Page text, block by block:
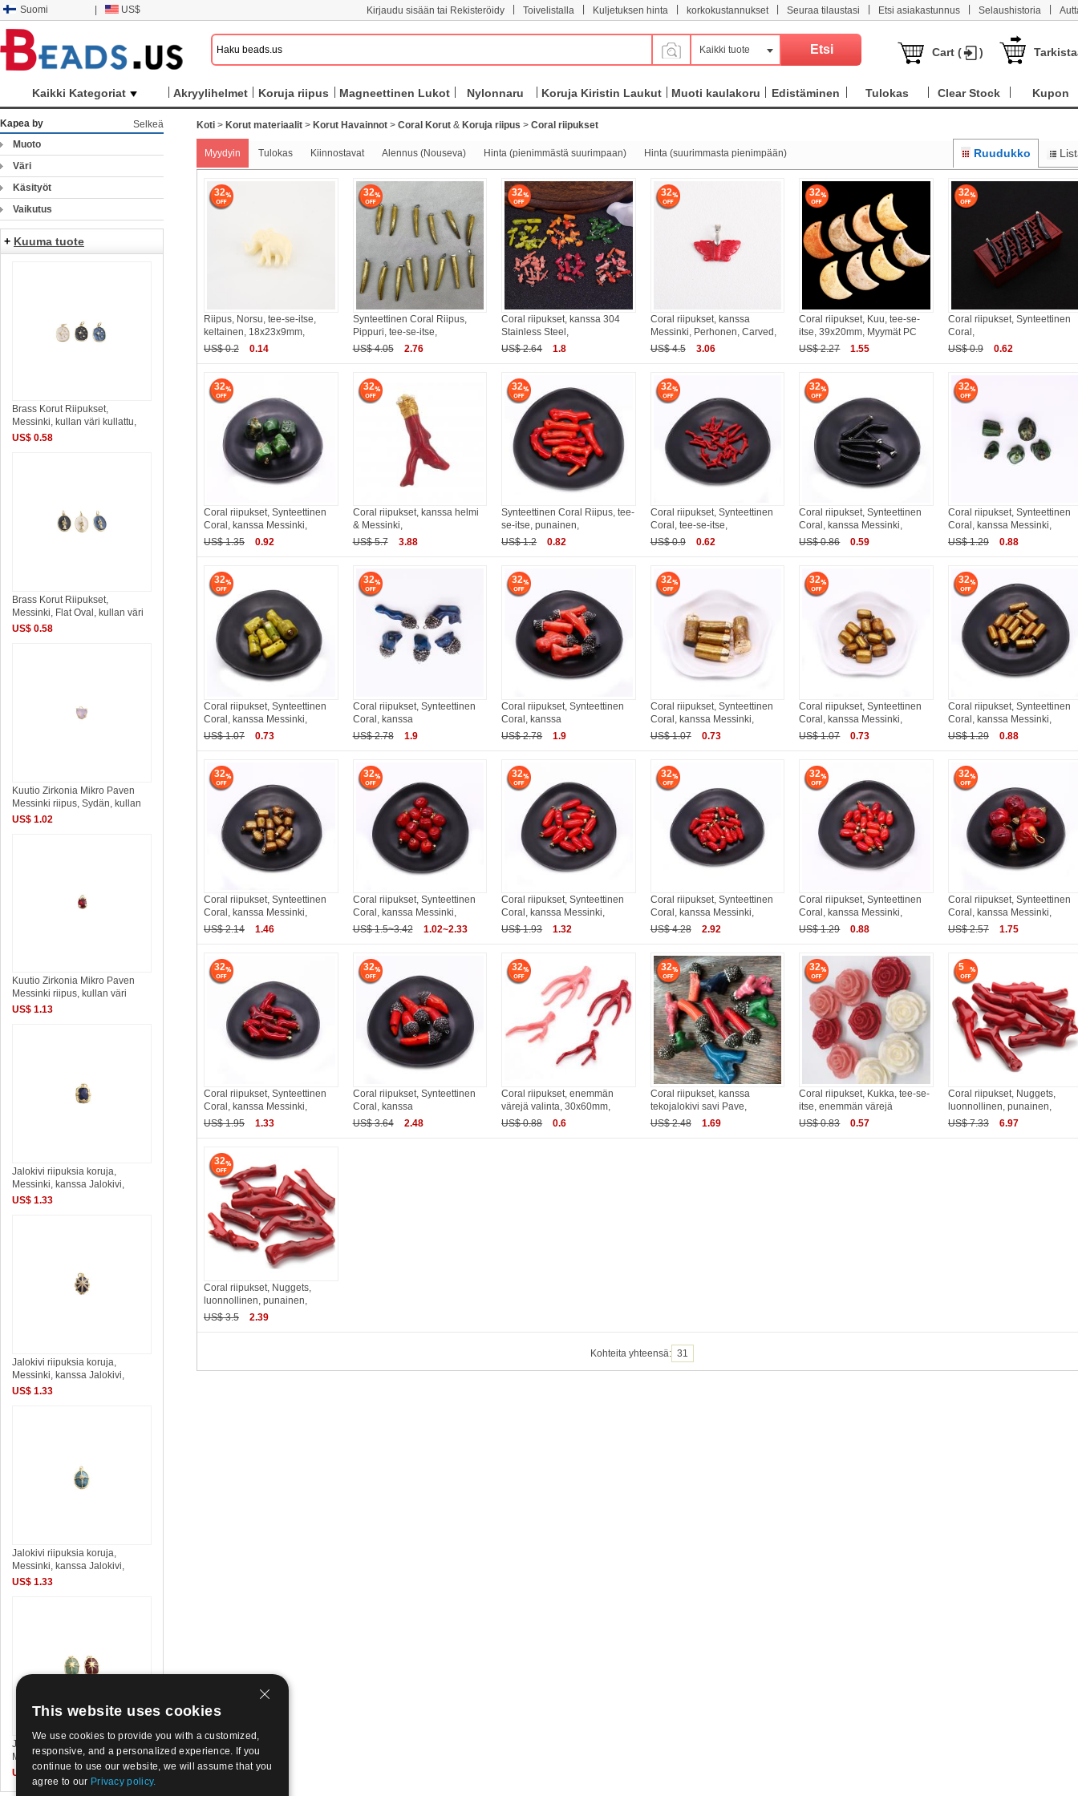
Suomi US$ Kirjaudu sisään tai Rekisteröidy Toivelistalla Kuljetuksen hinta korkokustannukset Seuraa tilaustasi Etsi asiakastunnus Selaushistoria
Kaikki tuote Cart ( )
Kaikki Kategoriat Akryylihelmet Koruja riipus Magneettinen Lukot Nylonnaru Koruja Kiristin Laukut Muoti kaulakoru Edistäminen Tulokas Clear Stock Kupon
Koti> Korut materiaalit> Korut Havainnot> Coral Korut& Koruja riipus > Coral riipukset
Myydyin Tulokas Kiinnostavat Alennus (Nouseva) Hinta (pienimmästä suurimpaan) Hinta (suurimmasta pienimpään) Ruudukko
32
Riipus, Norsu, tee-se-itse,
keltainen, 18x23x9mm,
US$ 0.2
0.14
32
Synteettinen Coral Riipus,
Pippuri, tee-se-itse,
US$ 4.05
2.76
32
Coral riipukset, kanssa 304
Stainless Steel,
US$ 2.64
1.8
32
Coral riipukset, kanssa
Messinki, Perhonen, Carved,
US$ 4.5
3.06
32
Coral riipukset, Kuu, tee-se-
itse, 39x20mm, Myymät PC
US$ 2.27
1.55
32
Coral riipukset, Synteettinen
Coral,
US$ 0.9
0.62
32
Coral riipukset, Synteettinen
Coral, kanssa Messinki,
US$ 1.35
0.92
32
Coral riipukset, kanssa helmi
& Messinki,
US$ 5.7
3.88
32
Synteettinen Coral Riipus, tee-
se-itse, punainen,
US$ 1.2
0.82
32
Coral riipukset, Synteettinen
Coral, tee-se-itse,
US$ 0.9
0.62
32
Coral riipukset, Synteettinen
Coral, kanssa Messinki,
US$ 0.86
0.59
32
Coral riipukset, Synteettinen
Coral, kanssa Messinki,
US$ 1.29
0.88
32
Coral riipukset, Synteettinen
Coral, kanssa Messinki,
US$ 1.07
0.73
32
Coral riipukset, Synteettinen
Coral, kanssa
US$ 2.78
1.9
32
Coral riipukset, Synteettinen
Coral, kanssa
US$ 2.78
1.9
32
Coral riipukset, Synteettinen
Coral, kanssa Messinki,
US$ 1.07
0.73
32
Coral riipukset, Synteettinen
Coral, kanssa Messinki,
US$ 1.07
0.73
32
Coral riipukset, Synteettinen
Coral, kanssa Messinki,
US$ 1.29
0.88
32
Coral riipukset, Synteettinen
Coral, kanssa Messinki,
US$ 2.14
1.46
32
Coral riipukset, Synteettinen
Coral, kanssa Messinki,
US$ 1.5~3.42
1.02~2.33
32
Coral riipukset, Synteettinen
Coral, kanssa Messinki,
US$ 1.93
1.32
32
Coral riipukset, Synteettinen
Coral, kanssa Messinki,
US$ 4.28
2.92
32
Coral riipukset, Synteettinen
Coral, kanssa Messinki,
US$ 1.29
0.88
32
Coral riipukset, Synteettinen
Coral, kanssa Messinki,
US$ 2.57
1.75
32
Coral riipukset, Synteettinen
Coral, kanssa Messinki,
US$ 1.95
1.33
32
Coral riipukset, Synteettinen
Coral, kanssa
US$ 3.64
2.48
32
Coral riipukset, enemmän
värejä valinta, 30x60mm,
US$ 0.88
0.6
32
Coral riipukset, kanssa
tekojalokivi savi Pave,
US$ 2.48
1.69
32
Coral riipukset, Kukka, tee-se-
itse, enemmän värejä
US$ 0.83
0.57
5
Coral riipukset, Nuggets,
luonnollinen, punainen,
US$ 7.33
6.97
32
Coral riipukset, Nuggets,
luonnollinen, punainen,
US$ 3.5
2.39
Kohteita yhteensä: 31
Kapea by
Selkeä
Muoto
Väri
Käsityöt
Vaikutus
+ Kuuma tuote
Brass Korut Riipukset,
Messinki, kullan väri kullattu,
US$ 0.58
Brass Korut Riipukset,
Messinki, Flat Oval, kullan väri
US$ 0.58
Kuutio Zirkonia Mikro Paven
Messinki riipus, Sydän, kullan
US$ 1.02
Kuutio Zirkonia Mikro Paven
Messinki riipus, kullan väri
US$ 1.13
Jalokivi riipuksia koruja,
Messinki, kanssa Jalokivi,
US$ 1.33
Jalokivi riipuksia koruja,
Messinki, kanssa Jalokivi,
US$ 1.33
Jalokivi riipuksia koruja,
Messinki, kanssa Jalokivi,
US$ 1.33
Jalokivi riipuksia koruja,
Messinki, kanssa Jalokivi,
US$ 1.33
This website uses cookies
We use cookies to provide you with a customized,
responsive, and a personalized experience. If you
continue to use our website, we will assume that you
agree to our Privacy policy.